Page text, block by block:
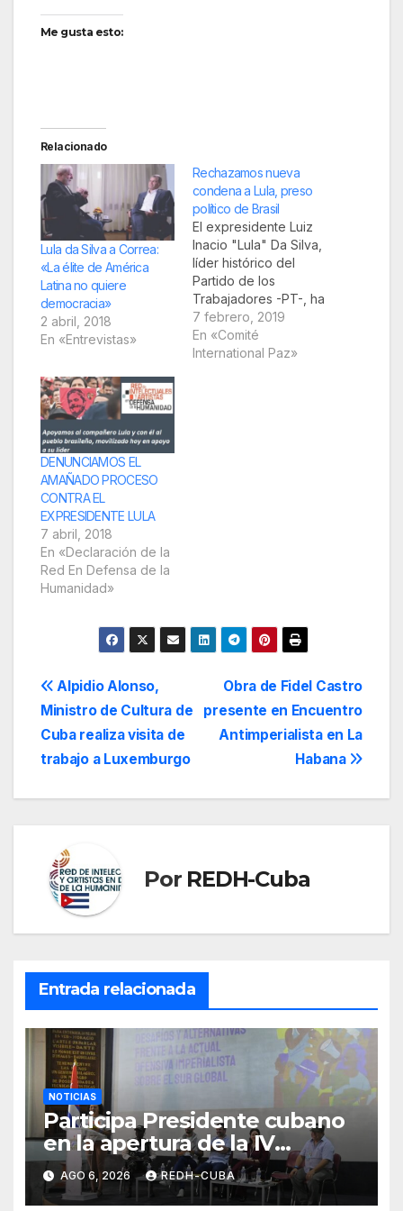
Me gusta esto:
Relacionado
Lula da Silva a Correa:
«La élite de América
Latina no quiere
democracia»
2 abril, 2018
En «Entrevistas»
Rechazamos nueva
condena a Lula, preso
político de Brasil
El expresidente Luiz
Inacio "Lula" Da Silva,
líder histórico del
Partido de los
Trabajadores -PT-, ha
sido condenado en
una nueva causa a 12
años y 11 meses de
7 febrero, 2019
En «Comité
International Paz»
DENUNCIAMOS EL
AMAÑADO PROCESO
CONTRA EL
EXPRESIDENTE LULA
7 abril, 2018
En «Declaración de la
Red En Defensa de la
Humanidad»
Navegación
de
entradas
Obra de Fidel Castro
presente en Encuentro
Antimperialista en La
Habana
Alpidio Alonso,
Ministro de Cultura de
Cuba realiza visita de
trabajo a Luxemburgo
Por REDH-Cuba
Entrada relacionada
NOTICIAS
Participa Presidente cubano
en la apertura de la IV
Asamblea Continental ALBA
Movimientos
AGO 6, 2026 REDH-CUBA